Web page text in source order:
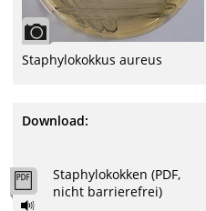
Staphylokokkus aureus
Download:
Staphylokokken (PDF,
nicht barrierefrei)